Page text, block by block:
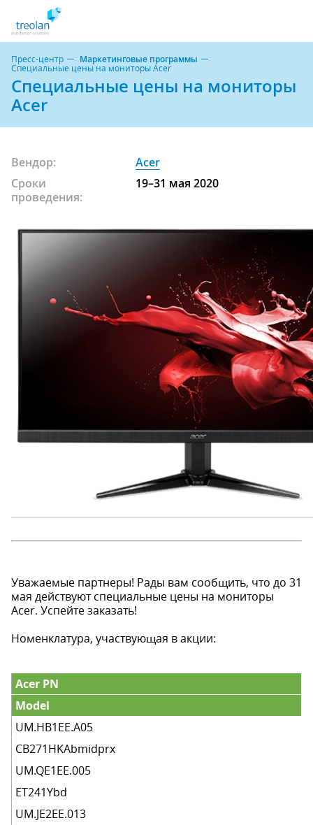
Пресс-центр Маркетинговые программы
Специальные цены на мониторы Acer
Специальные цены на мониторы
Acer
Вендор:
Acer
Сроки
проведения:
19–31 мая 2020
Уважаемые партнеры! Рады вам сообщить, что до 31
мая действуют специальные цены на мониторы
Acer. Успейте заказать!
Номенклатура, участвующая в акции:
Acer PN
Model
UM.HB1EE.A05
CB271HKAbmidprx
UM.QE1EE.005
ET241Ybd
UM.JE2EE.013